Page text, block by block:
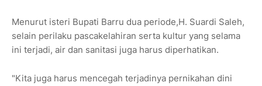
Menurut isteri Bupati Barru dua periode,H. Suardi Saleh,
selain perilaku pascakelahiran serta kultur yang selama
ini terjadi, air dan sanitasi juga harus diperhatikan.
"Kita juga harus mencegah terjadinya pernikahan dini